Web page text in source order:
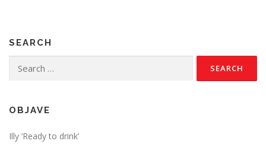
SEARCH
for:
OBJAVE
Illy ‘Ready to drink’